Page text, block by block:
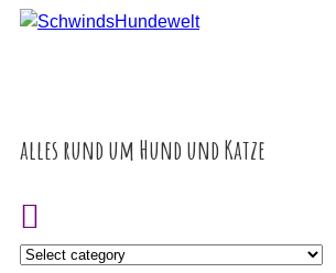
Inhalt
springen
alles rund um Hund und Katze